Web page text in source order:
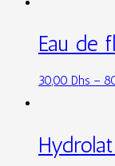
Eau de
30,00 Dhs –